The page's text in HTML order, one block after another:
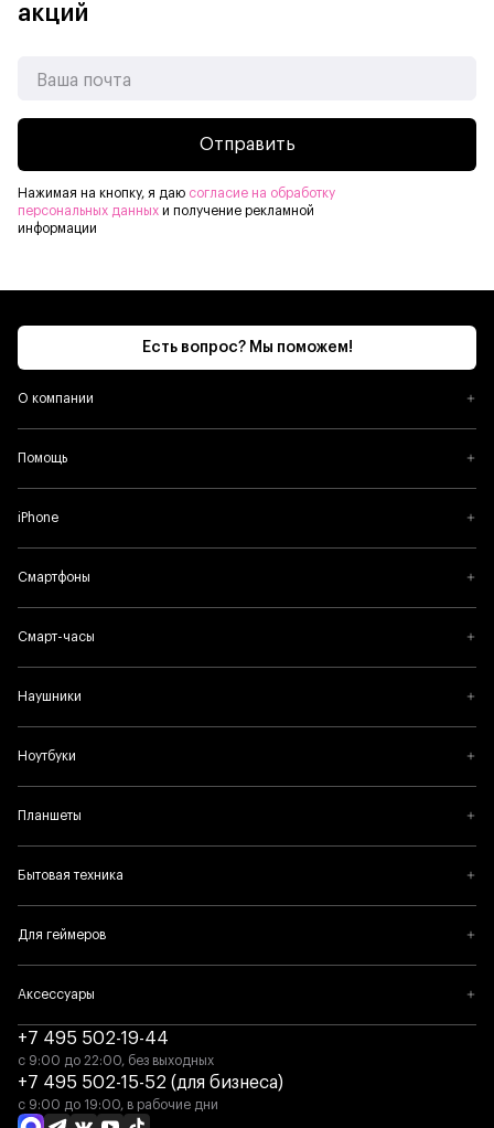
акций
Отправить
Нажимая на кнопку, я даю согласие на обработку
персональных данных и получение рекламной
информации
Есть вопрос? Мы поможем!
О компании
Помощь
iPhone
Смартфоны
Смарт-часы
Наушники
Ноутбуки
Планшеты
Бытовая техника
Для геймеров
Аксессуары
+7 495 502-19-44
с 9:00 до 22:00, без выходных
+7 495 502-15-52 (для бизнеса)
с 9:00 до 19:00, в рабочие дни